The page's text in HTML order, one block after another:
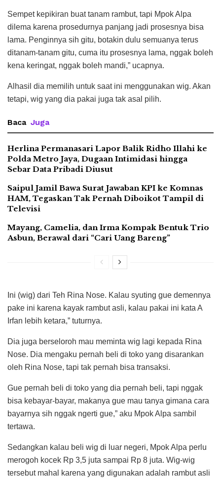
Sempet kepikiran buat tanam rambut, tapi Mpok Alpa
dilema karena prosedurnya panjang jadi prosesnya bisa
lama. Penginnya sih gitu, botakin dulu semuanya terus
ditanam-tanam gitu, cuma itu prosesnya lama, nggak boleh
kena keringat, nggak boleh mandi,” ucapnya.
Alhasil dia memilih untuk saat ini menggunakan wig. Akan
tetapi, wig yang dia pakai juga tak asal pilih.
Baca Juga
Herlina Permanasari Lapor Balik Ridho Illahi ke
Polda Metro Jaya, Dugaan Intimidasi hingga
Sebar Data Pribadi Diusut
Saipul Jamil Bawa Surat Jawaban KPI ke Komnas
HAM, Tegaskan Tak Pernah Diboikot Tampil di
Televisi
Mayang, Camelia, dan Irma Kompak Bentuk Trio
Asbun, Berawal dari “Cari Uang Bareng”
Ini (wig) dari Teh Rina Nose. Kalau syuting gue demennya
pake ini karena kayak rambut asli, kalau pakai ini kata A
Irfan lebih ketara,” tuturnya.
Dia juga berseloroh mau meminta wig lagi kepada Rina
Nose. Dia mengaku pernah beli di toko yang disarankan
oleh Rina Nose, tapi tak pernah bisa transaksi.
Gue pernah beli di toko yang dia pernah beli, tapi nggak
bisa kebayar-bayar, makanya gue mau tanya gimana cara
bayarnya sih nggak ngerti gue,” aku Mpok Alpa sambil
tertawa.
Sedangkan kalau beli wig di luar negeri, Mpok Alpa perlu
merogoh kocek Rp 3,5 juta sampai Rp 8 juta. Wig-wig
tersebut mahal karena yang digunakan adalah rambut asli